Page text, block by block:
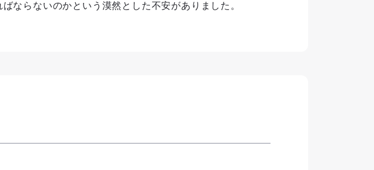
ならないのかという漠然とした不安がありました。